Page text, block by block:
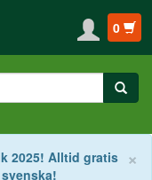
0
×
2025! Alltid gratis